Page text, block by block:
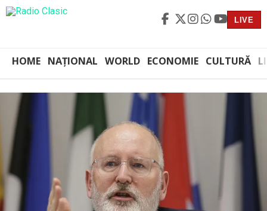
LIVE
HOME NAȚIONAL WORLD ECONOMIE CULTURĂ